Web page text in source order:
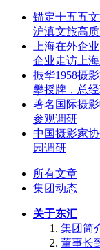
锚定十五五
沪滇文旅高
上海在外企
企业走访上
振华1958摄
攀授牌，总
著名国际摄
参观调研
中国摄影家
园调研
所有文章
集团动态
关于东汇
集团简
董事长